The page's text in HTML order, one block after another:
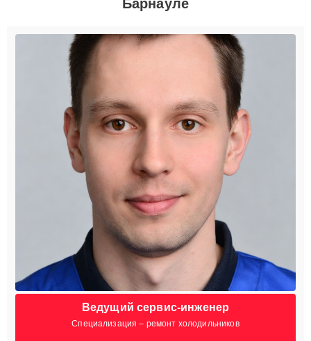
Барнауле
Ведущий сервис-инженер
Специализация – ремонт холодильников